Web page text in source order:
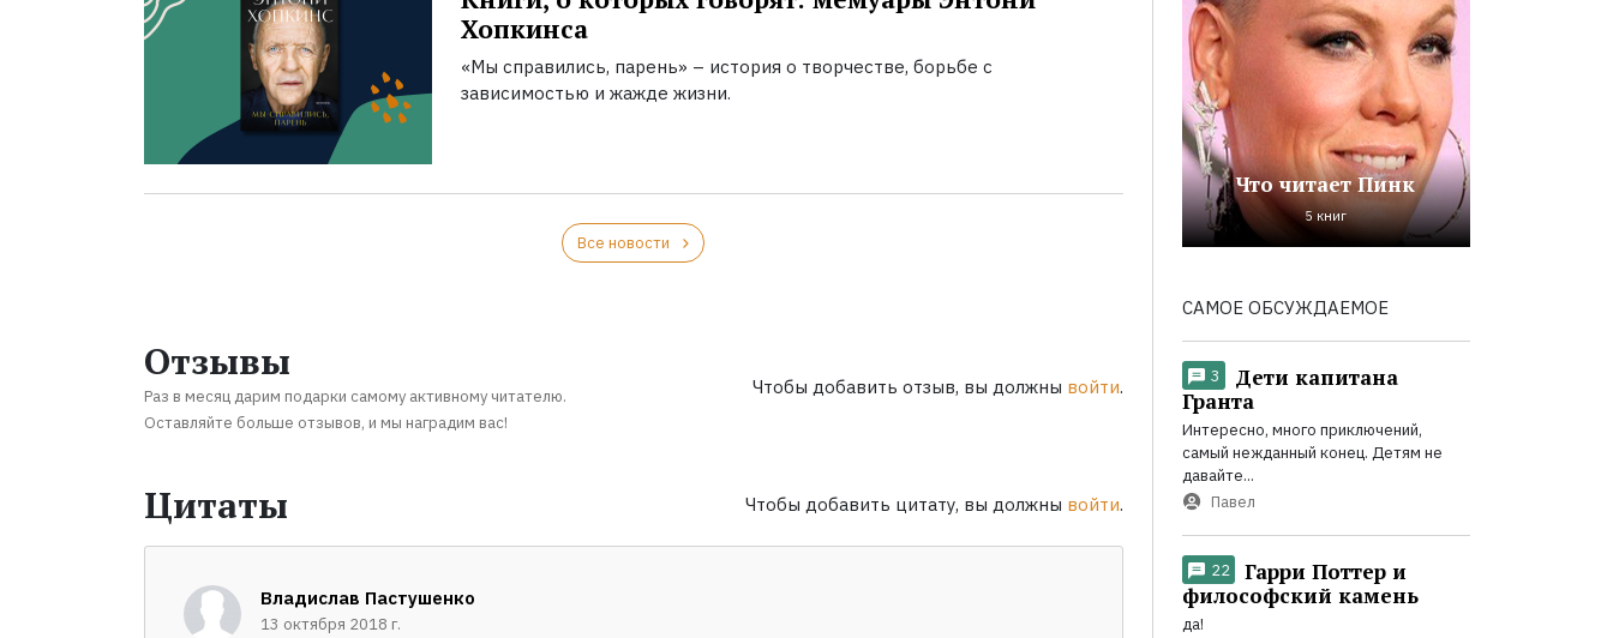
Хопкинса
«Мы справились, парень» – история о творчестве, борьбе с
зависимостью и жажде жизни.
Все новости
Отзывы
Раз в месяц дарим подарки самому активному читателю.
Оставляйте больше отзывов, и мы наградим вас!
Чтобы добавить отзыв, вы должны войти.
Цитаты Чтобы добавить цитату, вы должны войти.
Владислав Пастушенко
13 октября 2018 г.
Что читает Пинк
5 книг
САМОЕ ОБСУЖДАЕМОЕ
3
Дети капитана
Гранта
Интересно, много приключений,
самый нежданный конец. Детям не
давайте...
Павел
22
Гарри Поттер и
философский камень
да!